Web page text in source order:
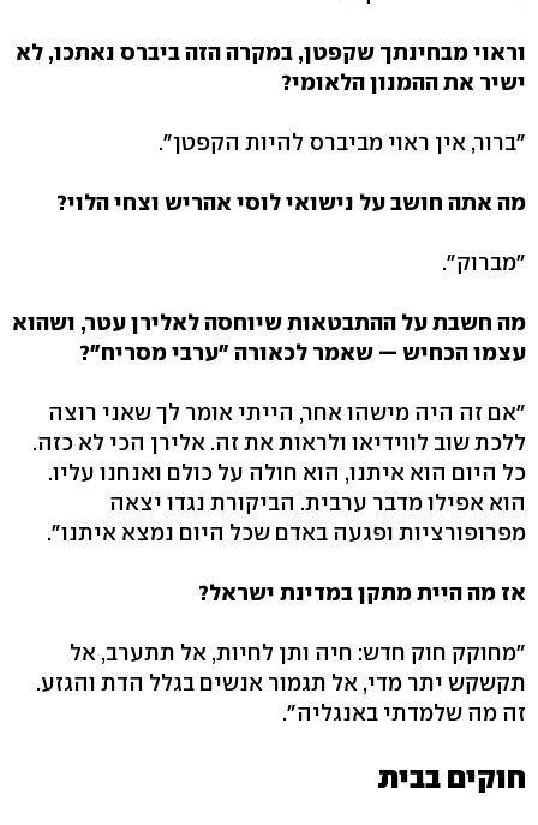
וראוי מבחינתך שקפטן, במקרה הזה ביברס נאתכו, לא
ישיר את ההמנון הלאומי?
"ברור, אין ראוי מביברס להיות הקפטן".
מה אתה חושב על נישואי לוסי אהריש וצחי הלוי?
"מברוק".
מה חשבת על ההתבטאות שיוחסה לאלירן עטר, ושהוא
עצמו הכחיש — שאמר לכאורה "ערבי מסריח"?
"אם זה היה מישהו אחר, הייתי אומר לך שאני רוצה
ללכת שוב לווידיאו ולראות את זה. אלירן הכי לא כזה.
כל היום הוא איתנו, הוא חולה על כולם ואנחנו עליו.
הוא אפילו מדבר ערבית. הביקורת נגדו יצאה
מפרופורציות ופגעה באדם שכל היום נמצא איתנו".
אז מה היית מתקן במדינת ישראל?
"מחוקק חוק חדש: חיה ותן לחיות, אל תתערב, אל
תקשקש יתר מדי, אל תגמור אנשים בגלל הדת והגזע.
זה מה שלמדתי באנגליה".
חוקים בבית